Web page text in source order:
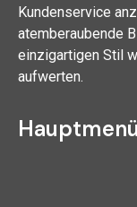
Kundenservice
atemberaubende
einzigartigen Stil
aufwerten.
Hauptmenü